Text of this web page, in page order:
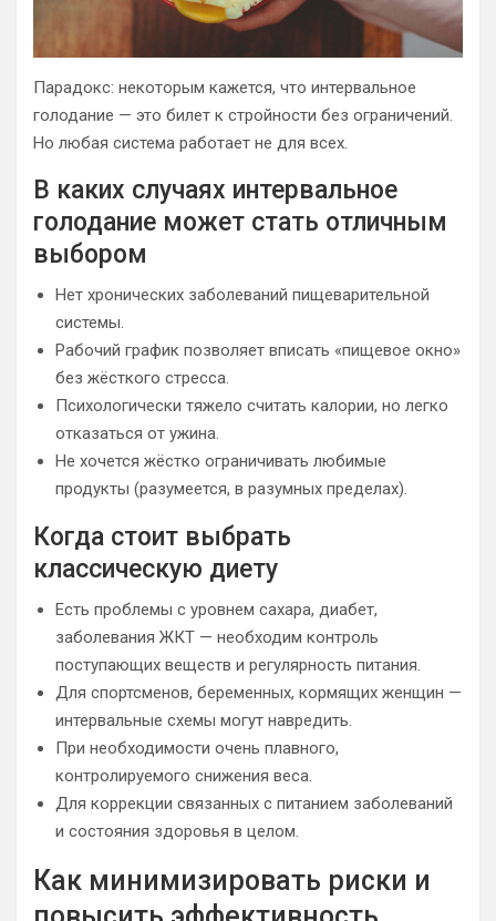
Парадокс: некоторым кажется, что интервальное
голодание — это билет к стройности без ограничений.
Но любая система работает не для всех.
В каких случаях интервальное
голодание может стать отличным
выбором
Нет хронических заболеваний пищеварительной
системы.
Рабочий график позволяет вписать «пищевое окно»
без жёсткого стресса.
Психологически тяжело считать калории, но легко
отказаться от ужина.
Не хочется жёстко ограничивать любимые
продукты (разумеется, в разумных пределах).
Когда стоит выбрать
классическую диету
Есть проблемы с уровнем сахара, диабет,
заболевания ЖКТ — необходим контроль
поступающих веществ и регулярность питания.
Для спортсменов, беременных, кормящих женщин —
интервальные схемы могут навредить.
При необходимости очень плавного,
контролируемого снижения веса.
Для коррекции связанных с питанием заболеваний
и состояния здоровья в целом.
Как минимизировать риски и